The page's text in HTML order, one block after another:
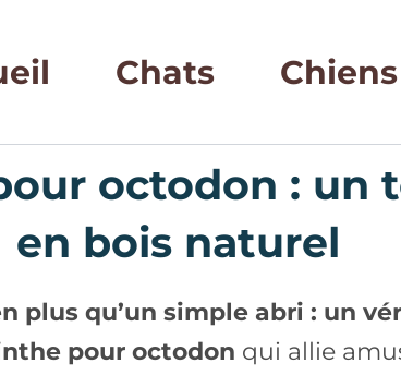
Chats Chiens
octodon : un
en bois naturel
plus qu’un simple abri : un
pour octodon qui allie